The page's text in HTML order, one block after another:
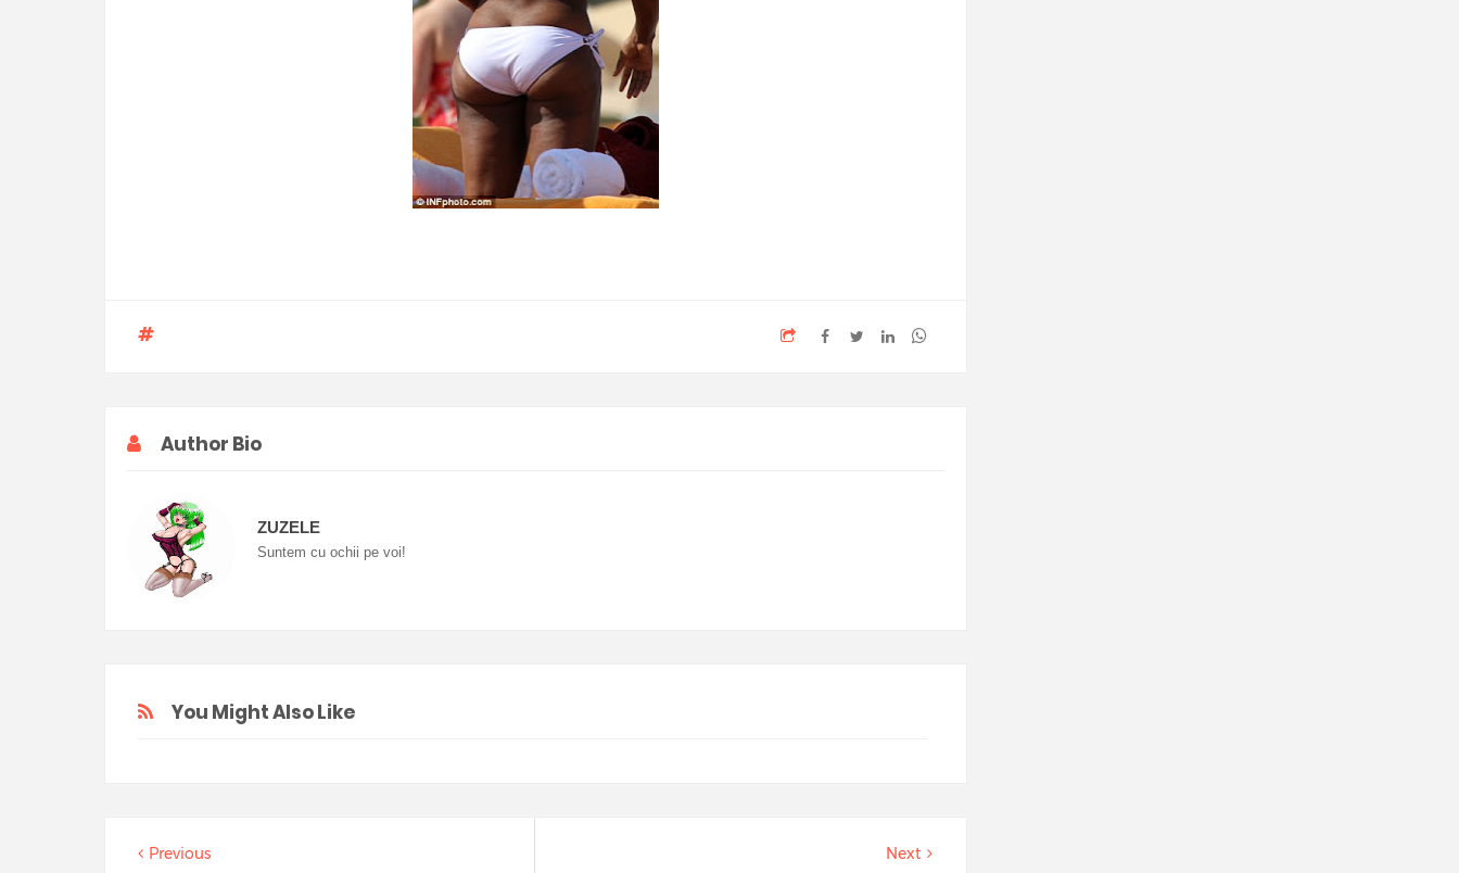
Author Bio
ZUZELE
Suntem cu ochii pe voi!
You Might Also Like
Next
Previous